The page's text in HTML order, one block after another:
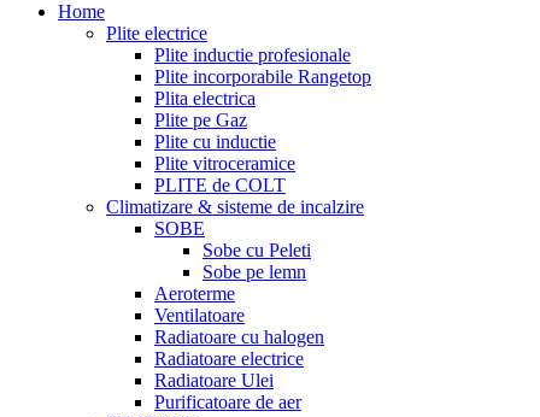
Home
Plite electrice
Plite inductie profesionale
Plite incorporabile Rangetop
Plita electrica
Plite pe Gaz
Plite cu inductie
Plite vitroceramice
PLITE de COLT
Climatizare & sisteme de incalzire
SOBE
Sobe cu Peleti
Sobe pe lemn
Aeroterme
Ventilatoare
Radiatoare cu halogen
Radiatoare electrice
Radiatoare Ulei
Purificatoare de aer